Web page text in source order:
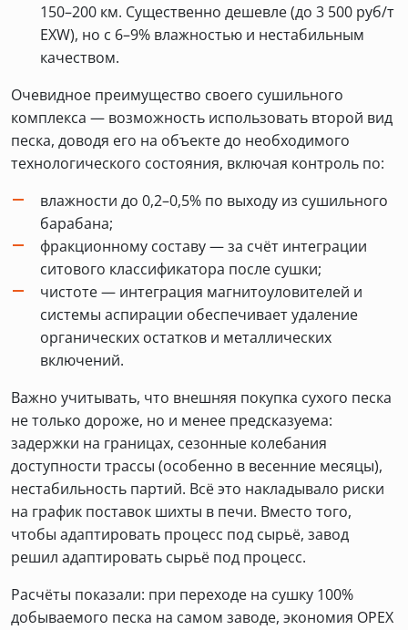
150–200 км. Существенно дешевле (до 3 500 руб/т
EXW), но с 6–9% влажностью и нестабильным
качеством.
Очевидное преимущество своего сушильного
комплекса — возможность использовать второй вид
песка, доводя его на объекте до необходимого
технологического состояния, включая контроль по:
влажности до 0,2–0,5% по выходу из сушильного
барабана;
фракционному составу — за счёт интеграции
ситового классификатора после сушки;
чистоте — интеграция магнитоуловителей и
системы аспирации обеспечивает удаление
органических остатков и металлических
включений.
Важно учитывать, что внешняя покупка сухого песка
не только дороже, но и менее предсказуема:
задержки на границах, сезонные колебания
доступности трассы (особенно в весенние месяцы),
нестабильность партий. Всё это накладывало риски
на график поставок шихты в печи. Вместо того,
чтобы адаптировать процесс под сырьё, завод
решил адаптировать сырьё под процесс.
Расчёты показали: при переходе на сушку 100%
добываемого песка на самом заводе, экономия OPEX